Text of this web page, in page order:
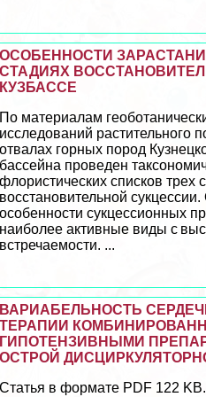
ОСОБЕННОСТИ
СТАДИЯХ
КУЗБАССЕ
По материалам
исследований растительного
отвалах горных пород
бассейна проведен
флористических списков трех
восстановительной
особенности сукцессионных
наиболее активные виды с
встречаемости. ...
ВАРИАБЕЛЬНОСТЬ
ТЕРАПИИ
ГИПОТЕНЗИВНЫМИ
ОСТРОЙ
Статья в формате PDF 122